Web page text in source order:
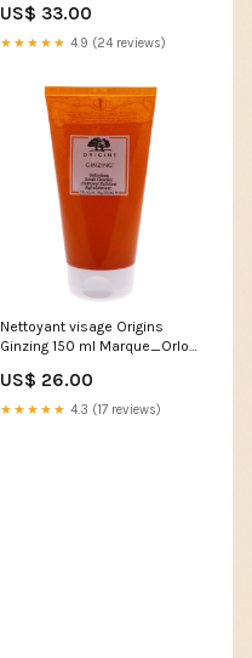
US$ 33.00
★★★★★ 4.9 (24 reviews)
Nettoyant visage Origins
Ginzing 150 ml Marque_Orlov
US$ 26.00
★★★★★ 4.3 (17 reviews)